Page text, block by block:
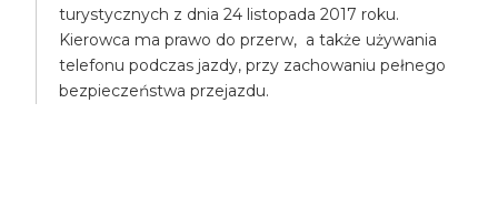
turystycznych z dnia 24 listopada 2017 roku.
Kierowca ma prawo do przerw, a także używania
telefonu podczas jazdy, przy zachowaniu pełnego
bezpieczeństwa przejazdu.